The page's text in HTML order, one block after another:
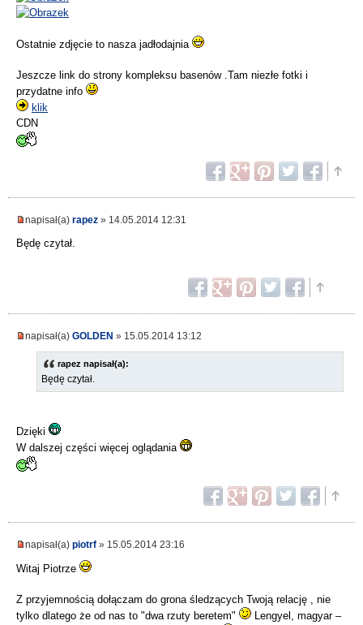
Ostatnie zdjęcie to nasza jadłodajnia
Jeszcze link do strony kompleksu basenów .Tam niezłe fotki i
przydatne info
klik
CDN
napisał(a) rapez » 14.05.2014 12:31
Będę czytał.
napisał(a) GOLDEN » 15.05.2014 13:12
rapez napisał(a):
Będę czytał.
Dzięki
W dalszej części więcej oglądania
napisał(a) piotrf » 15.05.2014 23:16
Witaj Piotrze
Z przyjemnością dołączam do grona śledzących Twoją relację , nie
tylko dlatego że od nas to "dwa rzuty beretem"
Lengyel, magyar –